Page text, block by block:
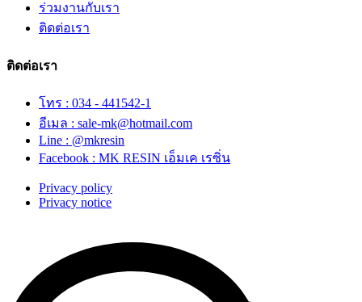
ร่วมงานกับเรา
ติดต่อเรา
ติดต่อเรา
โทร : 034 - 441542-1
อีเมล : sale-mk@hotmail.com
Line : @mkresin
Facebook : MK RESIN เอ็มเค เรซิ่น
Privacy policy
Privacy notice